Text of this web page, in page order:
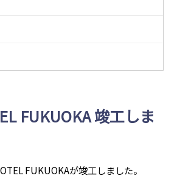
FUKUOKA 竣工しま
FUKUOKAが竣工しました。